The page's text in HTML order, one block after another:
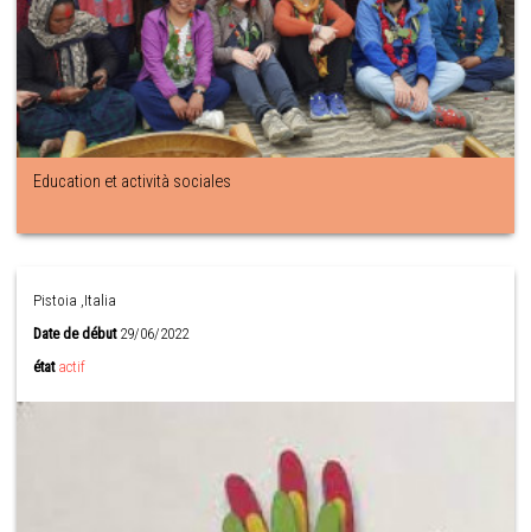
Education et actività sociales
Pistoia ,Italia
Date de début29/06/2022
état actif